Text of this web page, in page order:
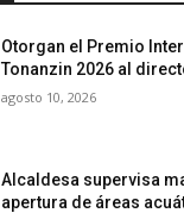
Otorgan el Premio
Tonanzin 2026 al
agosto 10, 2026
Alcaldesa supervisa
apertura de áreas